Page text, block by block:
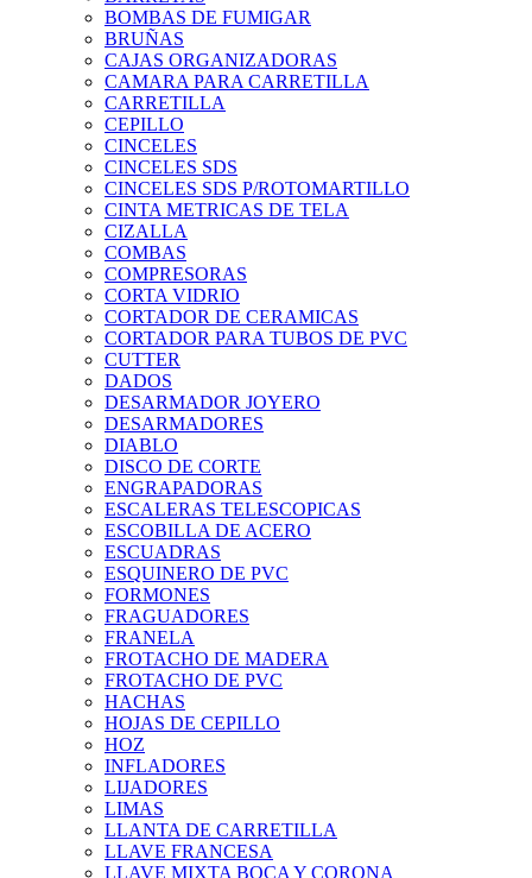
BOMBAS DE FUMIGAR
BRUÑAS
CAJAS ORGANIZADORAS
CAMARA PARA CARRETILLA
CARRETILLA
CEPILLO
CINCELES
CINCELES SDS
CINCELES SDS P/ROTOMARTILLO
CINTA METRICAS DE TELA
CIZALLA
COMBAS
COMPRESORAS
CORTA VIDRIO
CORTADOR DE CERAMICAS
CORTADOR PARA TUBOS DE PVC
CUTTER
DADOS
DESARMADOR JOYERO
DESARMADORES
DIABLO
DISCO DE CORTE
ENGRAPADORAS
ESCALERAS TELESCOPICAS
ESCOBILLA DE ACERO
ESCUADRAS
ESQUINERO DE PVC
FORMONES
FRAGUADORES
FRANELA
FROTACHO DE MADERA
FROTACHO DE PVC
HACHAS
HOJAS DE CEPILLO
HOZ
INFLADORES
LIJADORES
LIMAS
LLANTA DE CARRETILLA
LLAVE FRANCESA
LLAVE MIXTA BOCA Y CORONA